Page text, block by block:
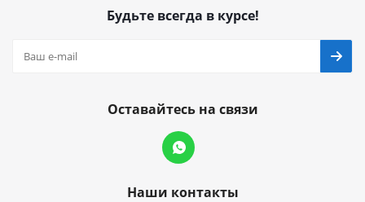
Будьте всегда в курсе!
Оставайтесь на связи
Наши контакты